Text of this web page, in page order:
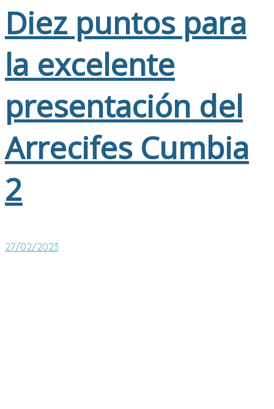
Diez puntos para
la excelente
presentación del
Arrecifes Cumbia
2
27/02/2023